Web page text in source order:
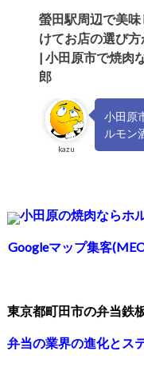
螢田駅周辺で美
けてお店の選び方
| 小田原市で焼肉
郎
kazu
小田原
ルモン
小田原の焼肉ならホ
Googleマップ集客
東京都町田市の弁当鉄
弁当の業界の進化とス